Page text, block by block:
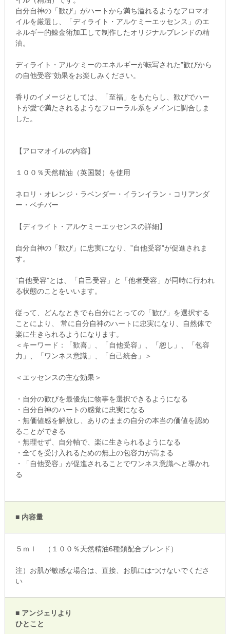
自分自神の「歓び」がハートから満ち溢れるようなアロマオ
イルを厳選し、「ディライト・アルケミーエッセンス」のエ
ネルギー的錬金術加工して制作したオリジナルブレンドの精
油。
ディライト・アルケミーのエネルギーが転写された”歓びから
の自他受容”効果をお楽しみください。
香りのイメージとしては、「至福」をもたらし、歓びでハー
トが愛で満たされるようなフローラル系をメインに調合しま
した。
【アロマオイルの内容】
１００％天然精油（英国製）を使用
ネロリ・オレンジ・ラベンダー・イランイラン・コリアンダ
ー・ベチバー
【ディライト・アルケミーエッセンスの詳細】
自分自神の「歓び」に忠実になり、”自他受容”が促進されま
す。
”自他受容”とは、「自己受容」と「他者受容」が同時に行われ
る状態のことをいいます。
従って、どんなときでも自分にとっての「歓び」を選択する
ことにより、 常に自分自神のハートに忠実になり、自然体で
楽に生きられるようになります。
＜キーワード：「歓喜」、「自他受容」、「恕し」、「包容
力」、「ワンネス意識」、「自己統合」＞
＜エッセンスの主な効果＞
・自分の歓びを最優先に物事を選択できるようになる
・自分自神のハートの感覚に忠実になる
・無価値感を解放し、ありのままの自分の本当の価値を認め
ることができる
・無理せず、自分軸で、楽に生きられるようになる
・全てを受け入れるための無上の包容力が高まる
・「自他受容」が促進されることでワンネス意識へと導かれ
る
■ 内容量
５ｍｌ （１００％天然精油6種類配合ブレンド）
注）お肌が敏感な場合は、直接、お肌にはつけないでくださ
い
■ アンジェリより
ひとこと